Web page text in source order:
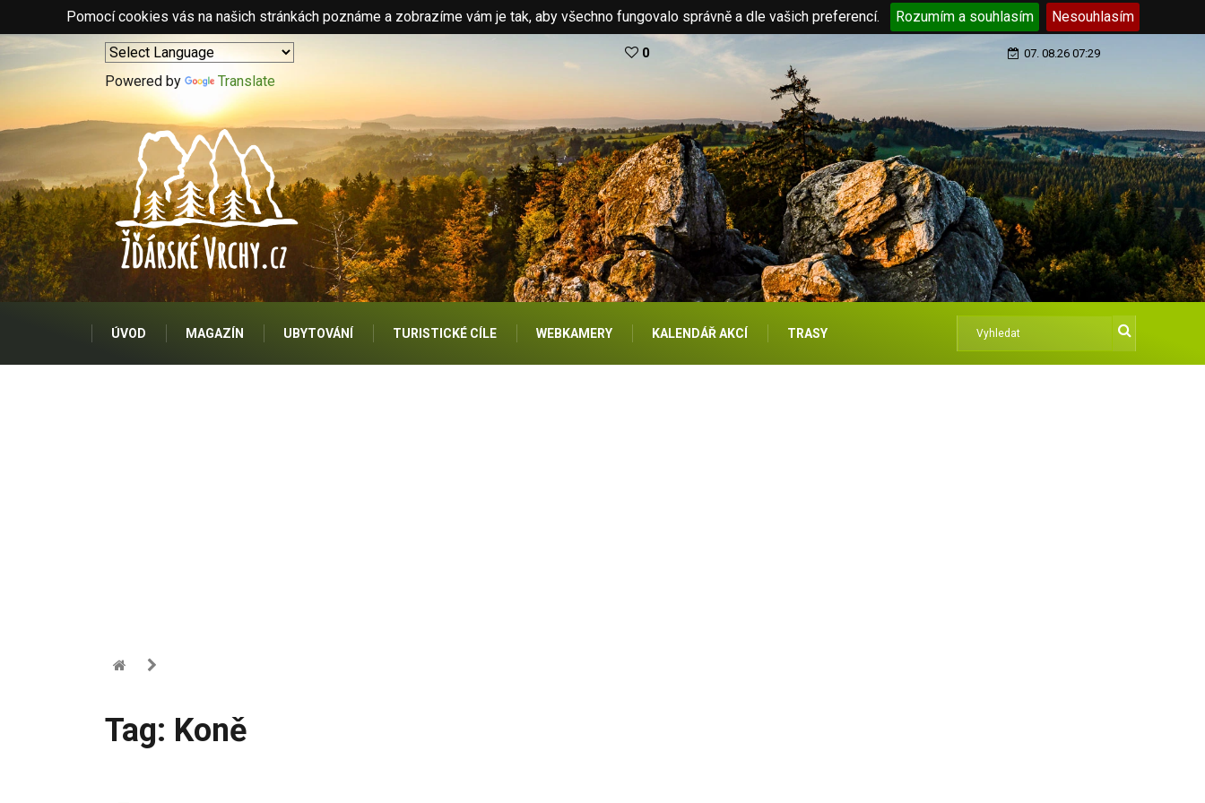
Pomocí cookies vás na našich stránkách poznáme a zobrazíme vám je tak, aby všechno fungovalo správně a dle vašich preferencí. Rozumím a souhlasím Nesouhlasím
Powered by Translate
0 07. 08.26 07:29
ÚVOD MAGAZÍN UBYTOVÁNÍ TURISTICKÉ CÍLE WEBKAMERY KALENDÁŘ AKCÍ TRASY
Tag: Koně